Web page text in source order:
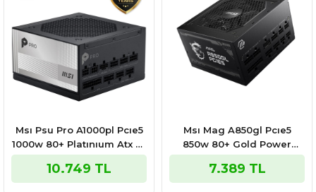
Msı Psu Pro A1000pl Pcıe5
1000w 80+ Platınıum Atx 3.1
Pcıe 5.1 12v-2x6 Power
Supply
10.749 TL
Msı Mag A850gl Pcıe5
850w 80+ Gold Power
Supply
7.389 TL